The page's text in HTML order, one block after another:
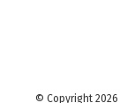
© Copyright 2026